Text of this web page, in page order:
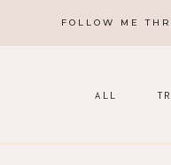
FOLLOW ME
ALL